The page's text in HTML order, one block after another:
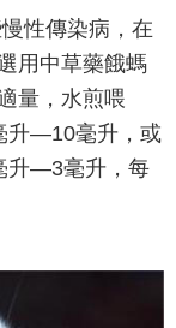
性傳染病，在
用中草藥餓螞
量，水煎喂
升—10毫升，或
升—3毫升，每